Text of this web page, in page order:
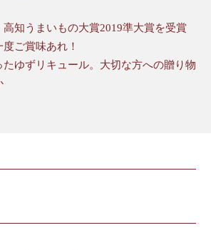
知うまいもの大賞2019準大賞を受賞
ご賞味あれ！
たゆずリキュール。大切な方への贈り物